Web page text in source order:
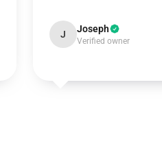
J Joseph
Verified owner